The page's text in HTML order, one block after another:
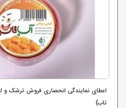
اعطای نمایندگی انحصاری فروش ترشک و
تاب)